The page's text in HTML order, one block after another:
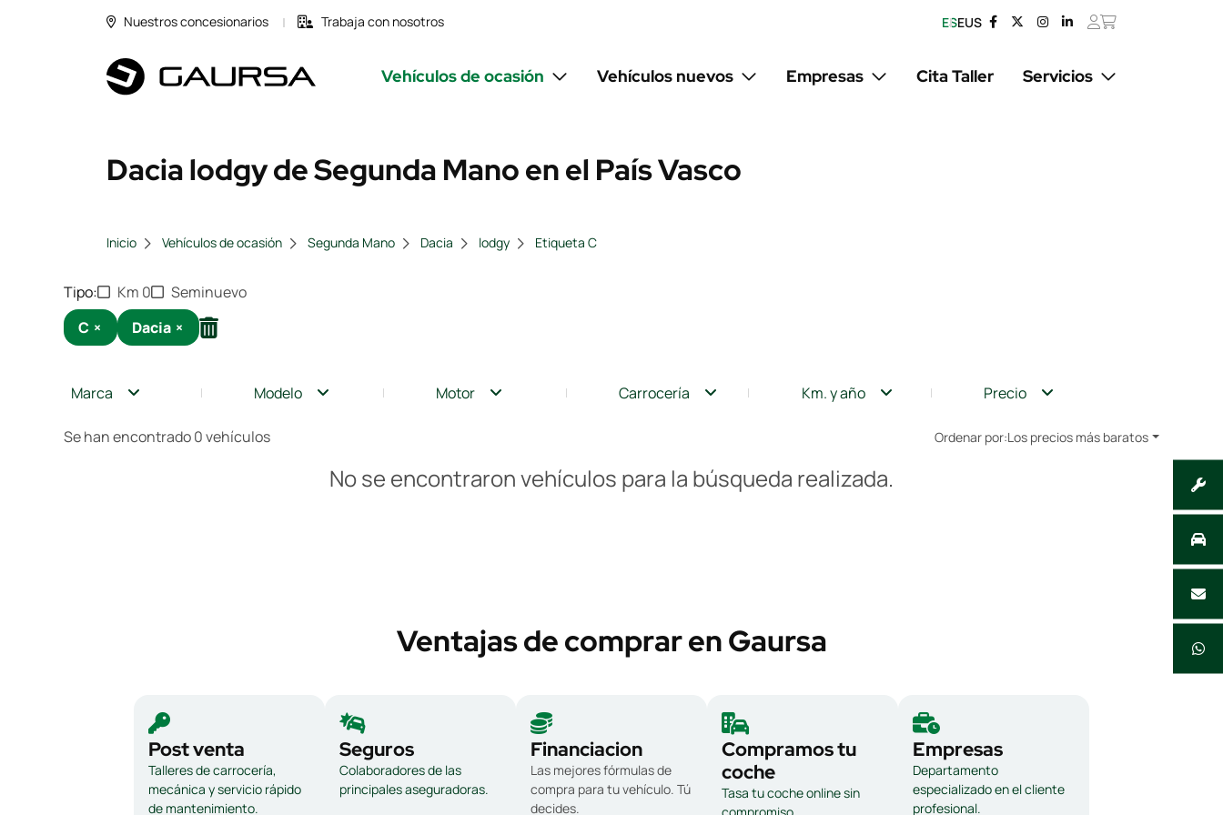
Nuestros concesionarios Trabaja con nosotros ESEUS
Vehículos de ocasión Vehículos nuevos Empresas Cita Taller Servicios
Dacia lodgy de Segunda Mano en el País Vasco
Inicio Vehículos de ocasión Segunda Mano Dacia lodgy Etiqueta C
Tipo Km 0
Seminuevo
C × Dacia ×
Marca Modelo Motor Carrocería Km. y año Precio
Se han encontrado 0 vehículos Ordenar por:Los precios más baratos
No se encontraron vehículos para la búsqueda realizada.
Ventajas de comprar en Gaursa
Post venta
Talleres de carrocería,
mecánica y servicio rápido
de mantenimiento.
Seguros
Colaboradores de las
principales aseguradoras.
Financiacion
Las mejores fórmulas de
compra para tu vehículo. Tú
decides.
Compramos tu
coche
Tasa tu coche online sin
Empresas
Departamento
especializado en el cliente
profesional.